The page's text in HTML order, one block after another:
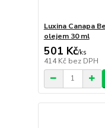
Luxina Canapa
olejem 30 ml
501 Kč/ks
414 Kč bez DPH